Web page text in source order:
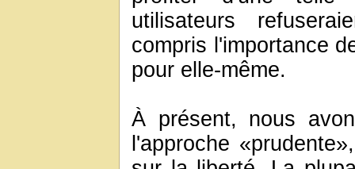
utilisateurs
compris l'importance
pour elle-même.
À présent, nous
l'approche